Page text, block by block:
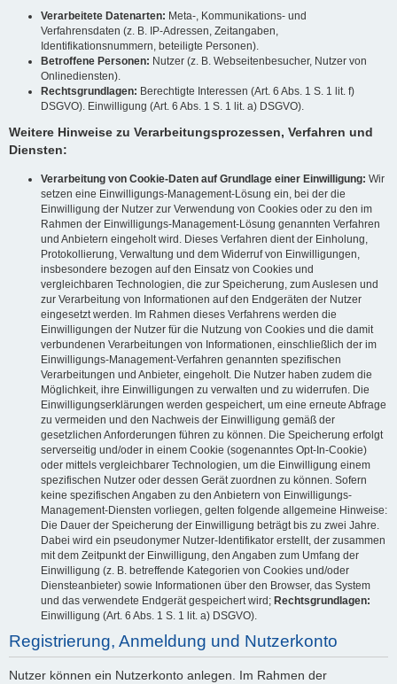
Verarbeitete Datenarten: Meta-, Kommunikations- und
Verfahrensdaten (z. B. IP-Adressen, Zeitangaben,
Identifikationsnummern, beteiligte Personen).
Betroffene Personen: Nutzer (z. B. Webseitenbesucher, Nutzer von
Onlinediensten).
Rechtsgrundlagen: Berechtigte Interessen (Art. 6 Abs. 1 S. 1 lit. f)
DSGVO). Einwilligung (Art. 6 Abs. 1 S. 1 lit. a) DSGVO).
Weitere Hinweise zu Verarbeitungsprozessen, Verfahren und
Diensten:
Verarbeitung von Cookie-Daten auf Grundlage einer Einwilligung: Wir
setzen eine Einwilligungs-Management-Lösung ein, bei der die
Einwilligung der Nutzer zur Verwendung von Cookies oder zu den im
Rahmen der Einwilligungs-Management-Lösung genannten Verfahren
und Anbietern eingeholt wird. Dieses Verfahren dient der Einholung,
Protokollierung, Verwaltung und dem Widerruf von Einwilligungen,
insbesondere bezogen auf den Einsatz von Cookies und
vergleichbaren Technologien, die zur Speicherung, zum Auslesen und
zur Verarbeitung von Informationen auf den Endgeräten der Nutzer
eingesetzt werden. Im Rahmen dieses Verfahrens werden die
Einwilligungen der Nutzer für die Nutzung von Cookies und die damit
verbundenen Verarbeitungen von Informationen, einschließlich der im
Einwilligungs-Management-Verfahren genannten spezifischen
Verarbeitungen und Anbieter, eingeholt. Die Nutzer haben zudem die
Möglichkeit, ihre Einwilligungen zu verwalten und zu widerrufen. Die
Einwilligungserklärungen werden gespeichert, um eine erneute Abfrage
zu vermeiden und den Nachweis der Einwilligung gemäß der
gesetzlichen Anforderungen führen zu können. Die Speicherung erfolgt
serverseitig und/oder in einem Cookie (sogenanntes Opt-In-Cookie)
oder mittels vergleichbarer Technologien, um die Einwilligung einem
spezifischen Nutzer oder dessen Gerät zuordnen zu können. Sofern
keine spezifischen Angaben zu den Anbietern von Einwilligungs-
Management-Diensten vorliegen, gelten folgende allgemeine Hinweise:
Die Dauer der Speicherung der Einwilligung beträgt bis zu zwei Jahre.
Dabei wird ein pseudonymer Nutzer-Identifikator erstellt, der zusammen
mit dem Zeitpunkt der Einwilligung, den Angaben zum Umfang der
Einwilligung (z. B. betreffende Kategorien von Cookies und/oder
Diensteanbieter) sowie Informationen über den Browser, das System
und das verwendete Endgerät gespeichert wird; Rechtsgrundlagen:
Einwilligung (Art. 6 Abs. 1 S. 1 lit. a) DSGVO).
Registrierung, Anmeldung und Nutzerkonto
Nutzer können ein Nutzerkonto anlegen. Im Rahmen der